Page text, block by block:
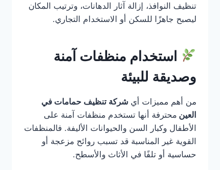
تنظيف النوافذ، إزالة آثار الدهانات، وترتيب المكان
ليصبح جاهزًا للسكن أو الاستخدام التجاري.
استخدام منظفات آمنة
وصديقة للبيئة
من أهم مميزات أي شركة تنظيف حمامات في
العين محترفة أنها تستخدم منظفات آمنة على
الأطفال وكبار السن والحيوانات الأليفة. فالمنظفات
القوية غير المناسبة قد تسبب روائح مزعجة أو
حساسية أو تلفًا في الأثاث والأسطح.